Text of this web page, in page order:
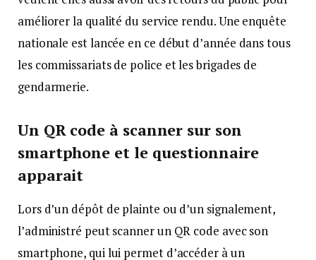
améliorer la qualité du service rendu. Une enquête
nationale est lancée en ce début d’année dans tous
les commissariats de police et les brigades de
gendarmerie.
Un QR code à scanner sur son
smartphone et le questionnaire
apparait
Lors d’un dépôt de plainte ou d’un signalement,
l’administré peut scanner un QR code avec son
smartphone, qui lui permet d’accéder à un